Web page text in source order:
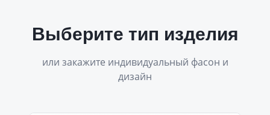
Выберите тип изделия
или закажите индивидуальный фасон и
дизайн